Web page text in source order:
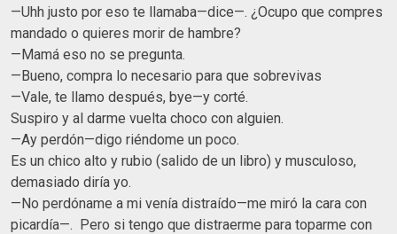
—Uhh justo por eso te llamaba—dice—. ¿Ocupo que compres
mandado o quieres morir de hambre?
—Mamá eso no se pregunta.
—Bueno, compra lo necesario para que sobrevivas
—Vale, te llamo después, bye—y corté.
Suspiro y al darme vuelta choco con alguien.
—Ay perdón—digo riéndome un poco.
Es un chico alto y rubio (salido de un libro) y musculoso,
demasiado diría yo.
—No perdóname a mi venía distraído—me miró la cara con
picardía—. Pero si tengo que distraerme para toparme con